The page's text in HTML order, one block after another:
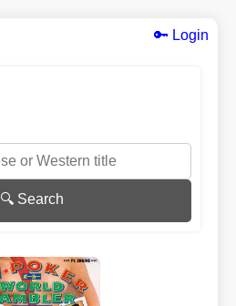
🔑 Login
🔍 Search